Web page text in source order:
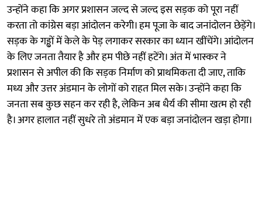
उन्होंने कहा कि अगर प्रशासन जल्द से जल्द इस सड़क को पूरा नहीं
करता तो कांग्रेस बड़ा आंदोलन करेगी। हम पूजा के बाद जनांदोलन छेड़ेंगे।
सड़क के गड्ढों में केले के पेड़ लगाकर सरकार का ध्यान खींचेंगे। आंदोलन
के लिए जनता तैयार है और हम पीछे नहीं हटेंगे। अंत में भास्कर ने
प्रशासन से अपील की कि सड़क निर्माण को प्राथमिकता दी जाए, ताकि
मध्य और उत्तर अंडमान के लोगों को राहत मिल सके। उन्होंने कहा कि
जनता सब कुछ सहन कर रही है, लेकिन अब धैर्य की सीमा खत्म हो रही
है। अगर हालात नहीं सुधरे तो अंडमान में एक बड़ा जनांदोलन खड़ा होगा।